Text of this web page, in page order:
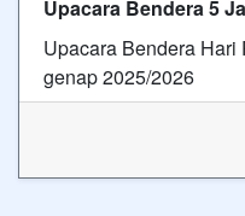
Video Terbaru